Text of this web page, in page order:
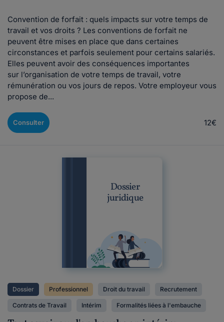
Convention de forfait : quels impacts sur votre temps de
travail et vos droits ? Les conventions de forfait ne
peuvent être mises en place que dans certaines
circonstances et parfois seulement pour certains salariés.
Elles peuvent avoir des conséquences importantes
sur l’organisation de votre temps de travail, votre
rémunération ou vos jours de repos. Votre employeur vous
propose de...
Consulter 12€
Dossier
juridique
Dossier Professionnel Droit du travail Recrutement
Contrats de Travail Intérim Formalités liées à l'embauche